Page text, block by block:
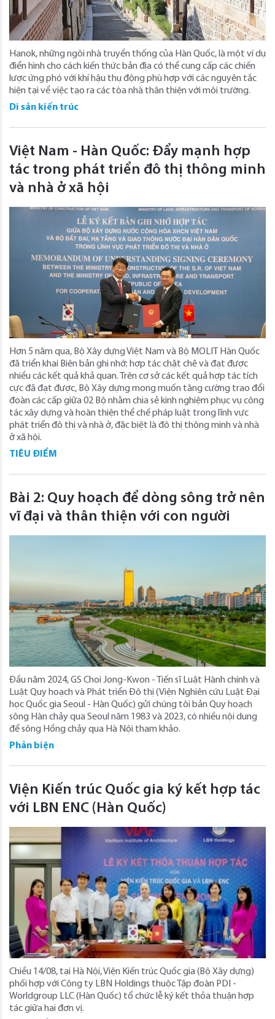
Hanok, những ngôi nhà truyền thống của Hàn Quốc, là một ví dụ
điển hình cho cách kiến thức bản địa có thể cung cấp các chiến
lược ứng phó với khí hậu thụ động phù hợp với các nguyên tắc
hiện tại về việc tạo ra các tòa nhà thân thiện với môi trường.
Di sản kiến trúc
Việt Nam - Hàn Quốc: Đẩy mạnh hợp
tác trong phát triển đô thị thông minh
và nhà ở xã hội
Hơn 5 năm qua, Bộ Xây dựng Việt Nam và Bộ MOLIT Hàn Quốc
đã triển khai Biên bản ghi nhớ; hợp tác chặt chẽ và đạt được
nhiều các kết quả khả quan. Trên cơ sở các kết quả hợp tác tích
cực đã đạt được, Bộ Xây dựng mong muốn tăng cường trao đổi
đoàn các cấp giữa 02 Bộ nhằm chia sẻ kinh nghiệm phục vụ công
tác xây dựng và hoàn thiện thể chế pháp luật trong lĩnh vực
phát triển đô thị và nhà ở, đặc biệt là đô thị thông minh và nhà
ở xã hội.
TIÊU ĐIỂM
Bài 2: Quy hoạch để dòng sông trở nên
vĩ đại và thân thiện với con người
Đầu năm 2024, GS Choi Jong-Kwon - Tiến sĩ Luật Hành chính và
Luật Quy hoạch và Phát triển Đô thị (Viện Nghiên cứu Luật Đại
học Quốc gia Seoul - Hàn Quốc) gửi chúng tôi bản Quy hoạch
sông Hàn chảy qua Seoul năm 1983 và 2023, có nhiều nội dung
để sông Hồng chảy qua Hà Nội tham khảo.
Phản biện
Viện Kiến trúc Quốc gia ký kết hợp tác
với LBN ENC (Hàn Quốc)
Chiều 14/08, tại Hà Nội, Viện Kiến trúc Quốc gia (Bộ Xây dựng)
phối hợp với Công ty LBN Holdings thuộc Tập đoàn PDI -
Worldgroup LLC (Hàn Quốc) tổ chức lễ ký kết thỏa thuận hợp
tác giữa hai đơn vị.